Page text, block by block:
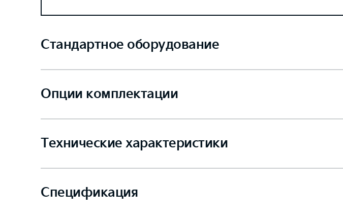
Стандартное оборудование
Опции комплектации
Технические характеристики
Спецификация